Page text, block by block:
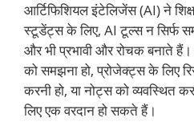
आर्टिफिशियल इंटेलिजेंस (AI) ने
स्टूडेंट्स के लिए, AI टूल्स न सिर्फ
और भी प्रभावी और रोचक बनाते
को समझना हो, प्रोजेक्ट्स के लिए
करनी हो, या नोट्स को व्यवस्थित
लिए एक वरदान हो सकते हैं।